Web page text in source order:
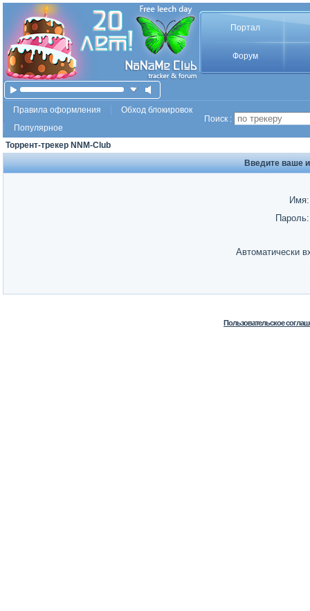
Портал
Форум
Правила оформления
Обход блокировок
Популярное
Поиск :
Торрент-трекер NNM-Club
Введите ваше
Имя:
Пароль:
Автоматически
Пользовательское